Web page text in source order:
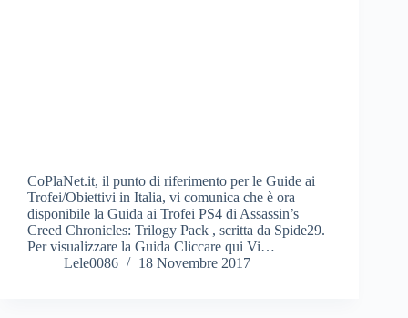
CoPlaNet.it, il punto di riferimento per le Guide ai
Trofei/Obiettivi in Italia, vi comunica che è ora
disponibile la Guida ai Trofei PS4 di Assassin’s
Creed Chronicles: Trilogy Pack , scritta da Spide29.
Per visualizzare la Guida Cliccare qui Vi…
Lele0086
18 Novembre 2017